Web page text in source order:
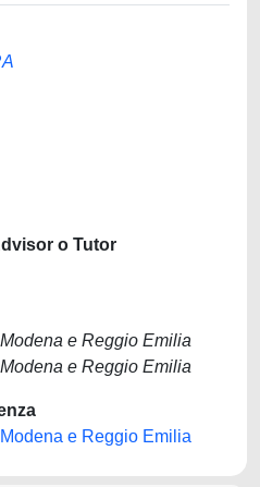
o Tutor
e Reggio Emilia
e Reggio Emilia
e Reggio Emilia